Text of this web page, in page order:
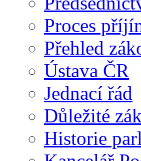
Proces
Přehled
Ústava ČR
Jednací řád
Důležité
Historie